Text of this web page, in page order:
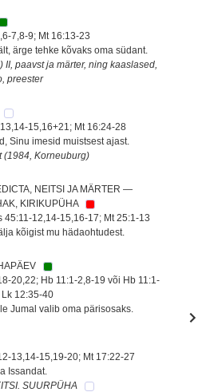
7,8-9; Mt 16:13-23
ärge tehke kõvaks oma südant.
II, paavst ja märter, ning kaaslased,
preester
15,16+21; Mt 16:24-28
Sinu imesid muistsest ajast.
(1984, Korneuburg)
NEITSI JA MÄRTER —
KIRIKUPÜHA
45:11-12,14-15,16-17; Mt 25:1-13
kõigist mu hädaohtudest.
20,22; Hb 11:1-2,8-19 või Hb 11:1-
12:35-40
Jumal valib oma pärisosaks.
13,14-15,19-20; Mt 17:22-27
Issandat.
SUURPÜHA